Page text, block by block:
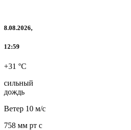
8.08.2026,
12:59
+31 °C
сильный
дождь
Ветер 10 м/с
758 мм рт с